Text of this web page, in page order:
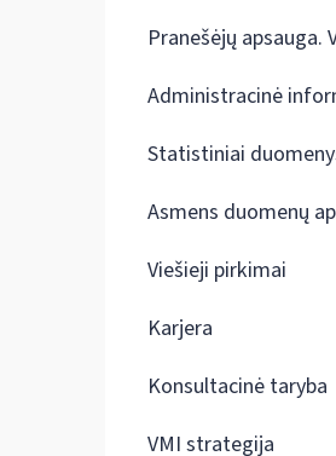
Pranešėjų apsauga.
Administracinė
Statistiniai
Asmens duomenų
Viešieji pirkimai
Karjera
Konsultacinė taryba
VMI strategija